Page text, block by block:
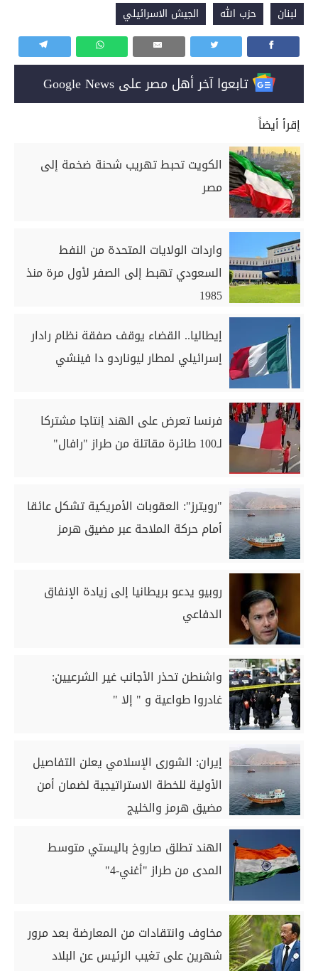
لبنان حزب الله الجيش الاسرائيلي
تابعوا آخر أهل مصر على Google News
إقرأ أيضاً
الكويت تحبط تهريب شحنة ضخمة إلى
مصر
واردات الولايات المتحدة من النفط
السعودي تهبط إلى الصفر لأول مرة منذ
1985
إيطاليا.. القضاء يوقف صفقة نظام رادار
إسرائيلي لمطار ليوناردو دا فينشي
فرنسا تعرض على الهند إنتاجا مشتركا
لـ100 طائرة مقاتلة من طراز "رافال"
"رويترز": العقوبات الأمريكية تشكل عائقا
أمام حركة الملاحة عبر مضيق هرمز
روبيو يدعو بريطانيا إلى زيادة الإنفاق
الدفاعي
واشنطن تحذر الأجانب غير الشرعيين:
غادروا طواعية و " إلا "
إيران: الشورى الإسلامي يعلن التفاصيل
الأولية للخطة الاستراتيجية لضمان أمن
مضيق هرمز والخليج
الهند تطلق صاروخ باليستي متوسط
المدى من طراز "أغني-4"
مخاوف وانتقادات من المعارضة بعد مرور
شهرين على تغيب الرئيس عن البلاد